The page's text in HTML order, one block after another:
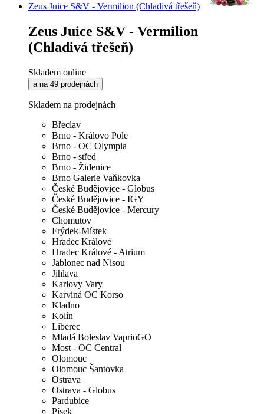
Zeus Juice S&V - Vermilion (Chladivá třešeň)
Zeus Juice S&V - Vermilion
(Chladivá třešeň)
Skladem online
a na 49 prodejnách
Skladem na prodejnách
Břeclav
Brno - Královo Pole
Brno - OC Olympia
Brno - střed
Brno - Židenice
Brno Galerie Vaňkovka
České Budějovice - Globus
České Budějovice - IGY
České Budějovice - Mercury
Chomutov
Frýdek-Místek
Hradec Králové
Hradec Králové - Atrium
Jablonec nad Nisou
Jihlava
Karlovy Vary
Karviná OC Korso
Kladno
Kolín
Liberec
Mladá Boleslav VaprioGO
Most - OC Central
Olomouc
Olomouc Šantovka
Ostrava
Ostrava - Globus
Pardubice
Písek